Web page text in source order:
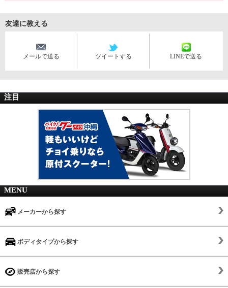
友達に教える
メールで送る ツイートする LINEで送る
注目
MENU
メーカーから探す
ボディタイプから探す
販売店から探す